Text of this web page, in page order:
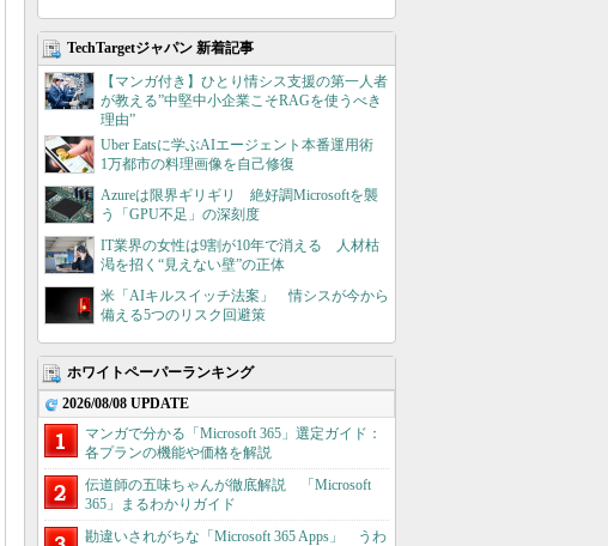
TechTargetジャパン 新着記事
【マンガ付き】ひとり情シス支援の第一人者
が教える”中堅中小企業こそRAGを使うべき
理由”
Uber Eatsに学ぶAIエージェント本番運用術
1万都市の料理画像を自己修復
Azureは限界ギリギリ 絶好調Microsoftを襲
う「GPU不足」の深刻度
IT業界の女性は9割が10年で消える 人材枯
渇を招く“見えない壁”の正体
米「AIキルスイッチ法案」 情シスが今から
備える5つのリスク回避策
ホワイトペーパーランキング
2026/08/08 UPDATE
マンガで分かる「Microsoft 365」選定ガイド：
各プランの機能や価格を解説
伝道師の五味ちゃんが徹底解説 「Microsoft
365」まるわかりガイド
勘違いされがちな「Microsoft 365 Apps」 うわ